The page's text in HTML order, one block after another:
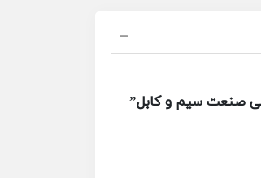
صنعت سیم و کابل”